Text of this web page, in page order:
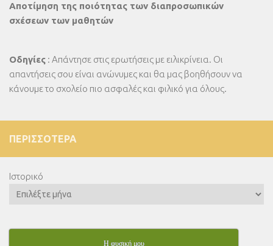
Αποτίμηση της ποιότητας των διαπροσωπικών
σχέσεων των μαθητών
Οδηγίες : Απάντησε στις ερωτήσεις με ειλικρίνεια. Οι
απαντήσεις σου είναι ανώνυμες και θα μας βοηθήσουν να
κάνουμε το σχολείο πιο ασφαλές και φιλικό για όλους.
ΠΕΡΙΣΣΌΤΕΡΑ
Ιστορικό
Η φυσική μου